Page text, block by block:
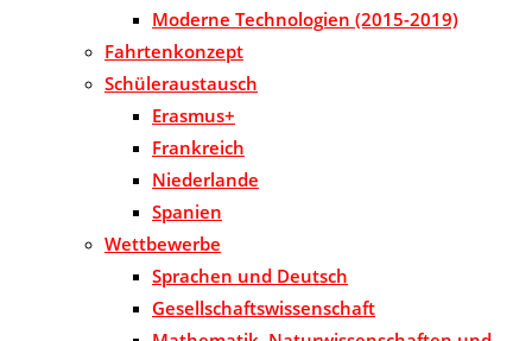
Moderne Technologien (2015-2019)
Fahrtenkonzept
Schüleraustausch
Erasmus+
Frankreich
Niederlande
Spanien
Wettbewerbe
Sprachen und Deutsch
Gesellschaftswissenschaft